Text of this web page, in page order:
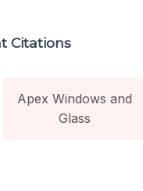
Citations
Apex Windows and
Glass